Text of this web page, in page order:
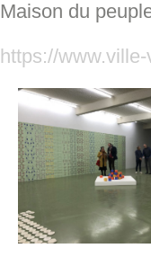
Maison du
https://